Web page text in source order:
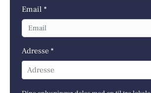
Email *
Adresse *
Adresse